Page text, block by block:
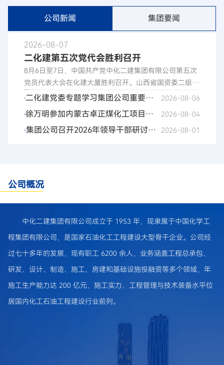
公司新闻 集团要闻
2026-08-07
二化建第五次党代会胜利召开
8月6日至7日，中国共产党中化二建集团有限公司第五次
党员代表大会在化建大厦胜利召开。山西省国资委二级巡
视员郎卫平，集团公司党委组织部（人力资源部）副部长
工作报告，党委副书记、总经理吉宋敏主持会议。党员代
表、列席人员共130人参加会议。 郎卫平向大会的召开表
业发展根基，打造央企发展示范样板；立足山西大局，锚
定战略发展方位，扛起转型发展时代使命，为山西省经济
社会发展作出更大贡献；深化央地联动，共谱合作共赢新
明代表二化建第四届党委会作了题为《实干争先开新局
提质创优向未来 奋力谱写“十五五”高质量发展崭新篇
章》的工作报告，总结回顾了第四次党代会以来的工作成
本次党代会是在建党105周年、“十五五”开局之年召开的
一次十分重要的大会，是全体党员干部职工政治生活中的
一件大事。会议指导思想是：高举习近平新时代中国特色
次全会精神，深入落实党中央、国务院决策部署，严格执
行国务院国资委监管要求，全面落实集团公司党委、山西
省国资委党委工作安排，毫不动摇坚持和加强党的全面领
导，锚定高质量党建引领保障企业高质量发展主线，着力
二化建党委专题学习集团公司重要会
议精神暨理论学习中心组第九次集中
（扩大）学习
2026-08-06
徐万明参加内蒙古卓正煤化工项目进
度推进会 现场调研指导并慰问一线员
2026-08-04
集团公司召开2026年领导干部研讨班
2026-08-01
公司概况
中化二建集团有限公司成立于 1953 年，现隶属于中国化学工
程集团有限公司，是国家石油化工工程建设大型骨干企业。公司经
过七十多年的发展，现有职工 6200 余人，业务涵盖工程总承包、
研发、设计、制造、施工、房建和基础设施投融资等多个领域，年
施工生产能力达 200 亿元，施工实力、工程管理与技术装备水平位
居国内化工石油工程建设行业前列。